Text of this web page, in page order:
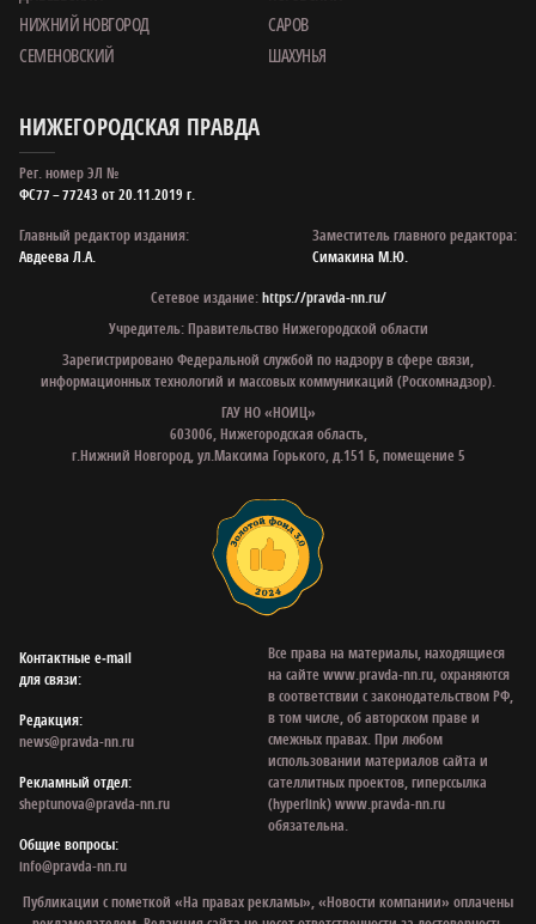
НИЖНИЙ НОВГОРОД
САРОВ
СЕМЕНОВСКИЙ
ШАХУНЬЯ
НИЖЕГОРОДСКАЯ ПРАВДА
Рег. номер ЭЛ №
ФС77 – 77243 от 20.11.2019 г.
Главный редактор издания:
Авдеева Л.А.
Заместитель главного редактора:
Симакина М.Ю.
Сетевое издание:https://pravda-nn.ru/
Учредитель: Правительство Нижегородской области
Зарегистрировано Федеральной службой по надзору в сфере связи,
информационных технологий и массовых коммуникаций (Роскомнадзор).
ГАУ НО «НОИЦ»
603006, Нижегородская область,
г.Нижний Новгород, ул.Максима Горького, д.151 Б, помещение 5
Контактные e‑mail
для связи:
Редакция:
news@pravda-nn.ru
Рекламный отдел:
sheptunova@pravda-nn.ru
Общие вопросы:
info@pravda-nn.ru
Все права на материалы, находящиеся
на сайте www.pravda-nn.ru, охраняются
в соответствии с законодательством РФ,
в том числе, об авторском праве и
смежных правах. При любом
использовании материалов сайта и
сателлитных проектов, гиперссылка
(hyperlink) www.pravda-nn.ru
обязательна.
Публикации с пометкой «На правах рекламы», «Новости компании» оплачены